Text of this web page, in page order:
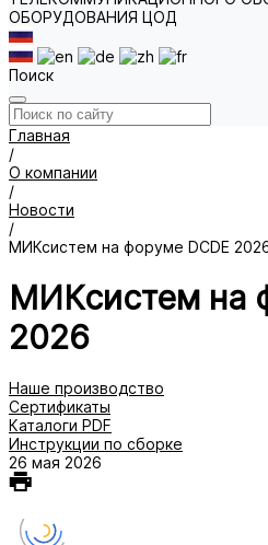
ОБОРУДОВАНИЯ ЦОД
Поиск
Главная
/
О компании
/
Новости
/
МИКсистем на форуме DCDE
МИКсистем на
2026
Наше производство
Сертификаты
Каталоги PDF
Инструкции по сборке
26 мая 2026